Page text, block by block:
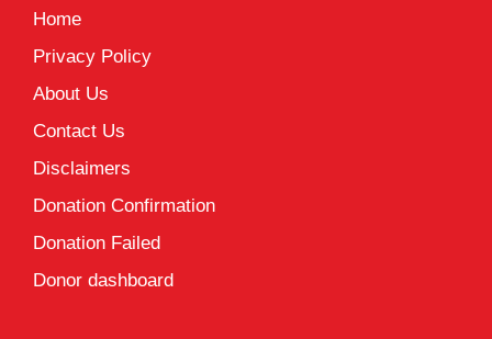
Home
Privacy Policy
About Us
Contact Us
Disclaimers
Donation Confirmation
Donation Failed
Donor dashboard